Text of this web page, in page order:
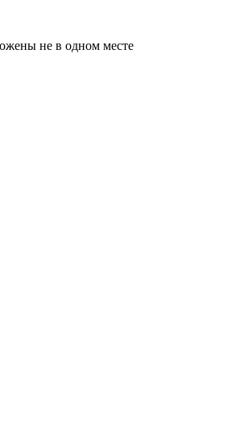
не в одном месте